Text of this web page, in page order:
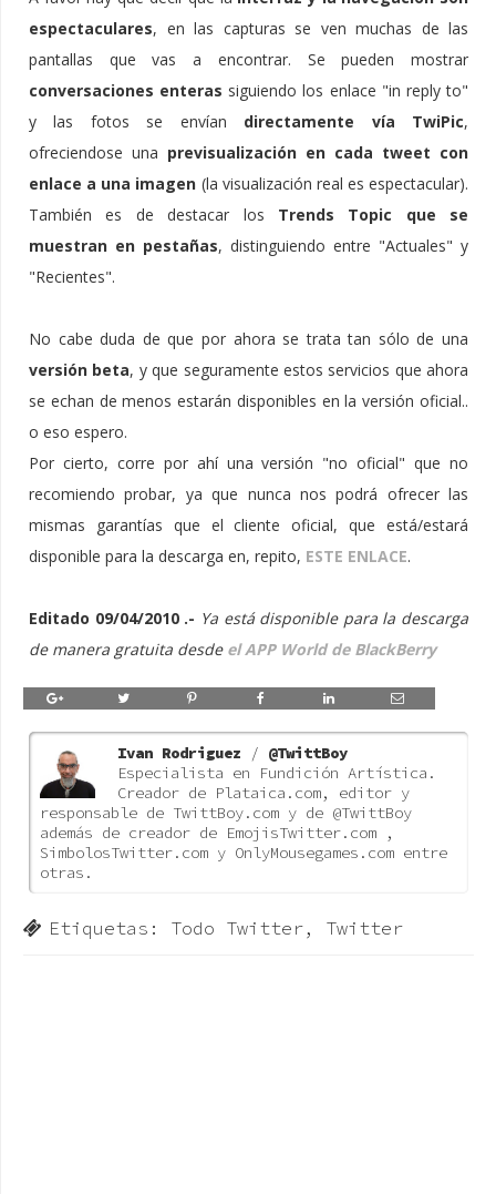
espectaculares, en las capturas se ven muchas de las
pantallas que vas a encontrar. Se pueden mostrar
conversaciones enteras siguiendo los enlace "in reply to"
y las fotos se envían directamente vía TwiPic,
ofreciendose una previsualización en cada tweet con
enlace a una imagen (la visualización real es espectacular).
También es de destacar los Trends Topic que se
muestran en pestañas, distinguiendo entre "Actuales" y
"Recientes".
No cabe duda de que por ahora se trata tan sólo de una
versión beta, y que seguramente estos servicios que ahora
se echan de menos estarán disponibles en la versión oficial..
o eso espero.
Por cierto, corre por ahí una versión "no oficial" que no
recomiendo probar, ya que nunca nos podrá ofrecer las
mismas garantías que el cliente oficial, que está/estará
disponible para la descarga en, repito, ESTE ENLACE.
Editado 09/04/2010 .- Ya está disponible para la descarga
de manera gratuita desde el APP World de BlackBerry
Ivan Rodriguez / @TwittBoy
Especialista en Fundición Artística.
Creador de Plataica.com, editor y
responsable de TwittBoy.com y de @TwittBoy
además de creador de EmojisTwitter.com ,
SimbolosTwitter.com y OnlyMousegames.com entre
otras.
Etiquetas: Todo Twitter, Twitter